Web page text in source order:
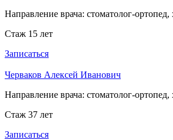
Направление врача: стоматолог-
Стаж 15 лет
Записаться
Черваков Алексей Иванович
Направление врача: стоматолог-
Стаж 37 лет
Записаться